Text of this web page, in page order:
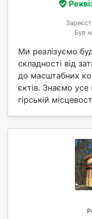
Був
Ми реалізуємо
складності від
до масштабних
єктів. Знаємо
гірській